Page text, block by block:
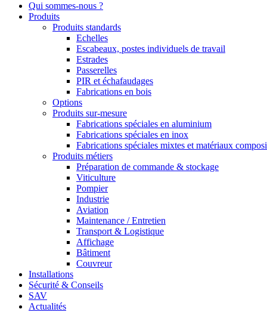
Qui sommes-nous ?
Produits
Produits standards
Echelles
Escabeaux, postes individuels de travail
Estrades
Passerelles
PIR et échafaudages
Fabrications en bois
Options
Produits sur-mesure
Fabrications spéciales en aluminium
Fabrications spéciales en inox
Fabrications spéciales mixtes et matériaux
Produits métiers
Préparation de commande & stockage
Viticulture
Pompier
Industrie
Aviation
Maintenance / Entretien
Transport & Logistique
Affichage
Bâtiment
Couvreur
Installations
Sécurité & Conseils
SAV
Actualités